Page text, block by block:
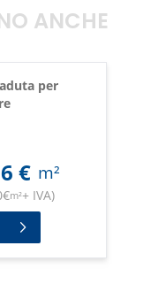
ANCHE
per
€ m²
€m²+ IVA)